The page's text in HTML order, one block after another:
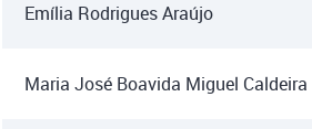
Emília Rodrigues Araújo
Maria José Boavida Miguel Caldeira